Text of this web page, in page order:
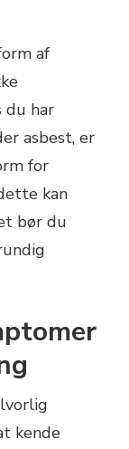
af
du har
asbest, er
for
kan
bør du
kende